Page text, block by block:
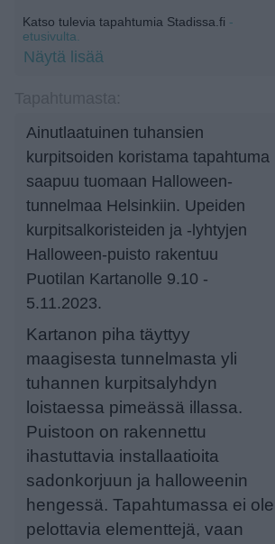
Katso tulevia tapahtumia Stadissa.fi -
etusivulta.
Näytä lisää
Ainutlaatuinen tuhansien
kurpitsoiden koristama tapahtuma
saapuu tuomaan Halloween-
tunnelmaa Helsinkiin. Upeiden
kurpitsalkoristeiden ja -lyhtyjen
Halloween-puisto rakentuu
Puotilan Kartanolle 9.10 -
5.11.2023.
Kartanon piha täyttyy
maagisesta tunnelmasta yli
tuhannen kurpitsalyhdyn
loistaessa pimeässä illassa.
Puistoon on rakennettu
ihastuttavia installaatioita
sadonkorjuun ja halloweenin
hengessä. Tapahtumassa ei ole
pelottavia elementtejä, vaan